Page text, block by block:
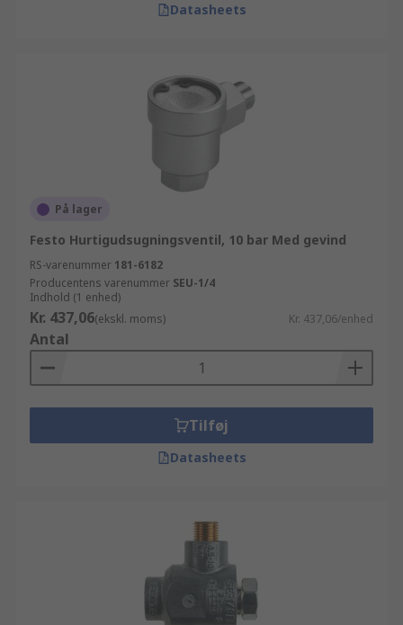
Datasheets
På lager
Festo Hurtigudsugningsventil, 10 bar Med gevind
RS-varenummer 181-6182
Producentens varenummer SEU-1/4
Indhold (1 enhed)
Kr. 437,06(ekskl. moms) Kr. 437,06/enhed
Antal
Tilføj
Datasheets